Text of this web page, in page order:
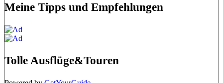
Meine Tipps und Empfehlungen
Tolle Ausflüge&Touren